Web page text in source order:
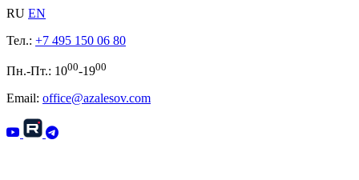
RU EN
Тел.: +7 495 150 06 80
Пн.-Пт.: 1000-1900
Email: office@azalesov.com